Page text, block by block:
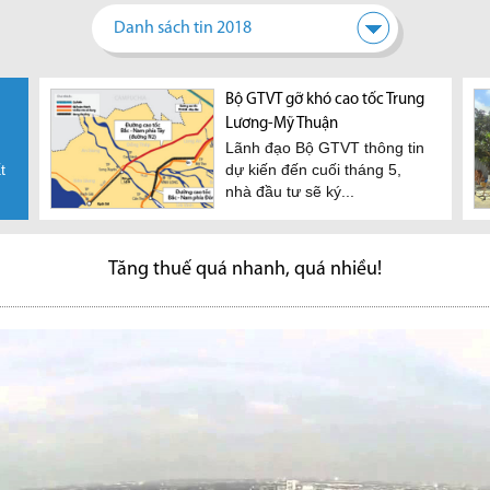
Danh sách tin 2018
TP.HCM: Hạ tầng khu đông
phát triển, cơ hội cho thị
trường BĐS
Hàng loạt dự án hạ tầng khu
đông TP.HCM đang được
Sân bay Long Thành: Đẩy
nhanh giải phóng mặt bằng,
xử nghiêm đầu cơ đất
Phó thủ tướng Trịnh Đình
Dũng vừa có văn bản chỉ đạo
Bộ GTVT gỡ khó cao tốc Trung
Lương-Mỹ Thuận
Lãnh đạo Bộ GTVT thông tin
dự kiến đến cuối tháng 5,
nhà đầu tư sẽ ký...
Tăng thuế quá nhanh, quá nhiều!